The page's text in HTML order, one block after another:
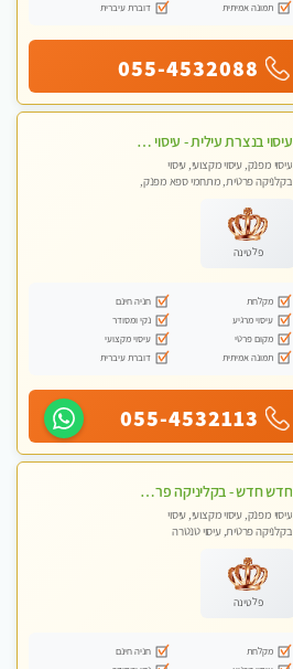
תמונה אמיתית
דוברת עיברית
055-4532088
עיסוי בנצרת עילית - עיסוי מפנק ומקצועי ומרגיע ושקט במקום מדהים עיסוי מושקע מאוד
עיסוי מפנק, עיסוי מקצועי, עיסוי
בקלניקה פרטית, מתחמי ספא מפנק,
פלטינה
מקלחת
חניה חינם
עיסוי מרגיע
נקי ומסודר
מקום פרטי
עיסוי מקצועי
תמונה אמיתית
דוברת עיברית
055-4532113
חדש חדש - בקליניקה פרטית בבת ים עיסוי לחידוש אנרגיות עיסוי מקצועי מומלץ מאוד ללא מין !!
עיסוי מפנק, עיסוי מקצועי, עיסוי
בקלניקה פרטית, עיסוי טנטרה
פלטינה
מקלחת
חניה חינם